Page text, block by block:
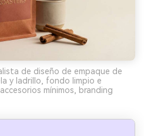
de diseño de empaque de
y ladrillo, fondo limpio e
mínimos, branding